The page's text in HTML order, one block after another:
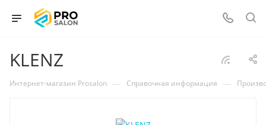
KLENZ
Интернет-магазин Prosalon — Справочная информация —